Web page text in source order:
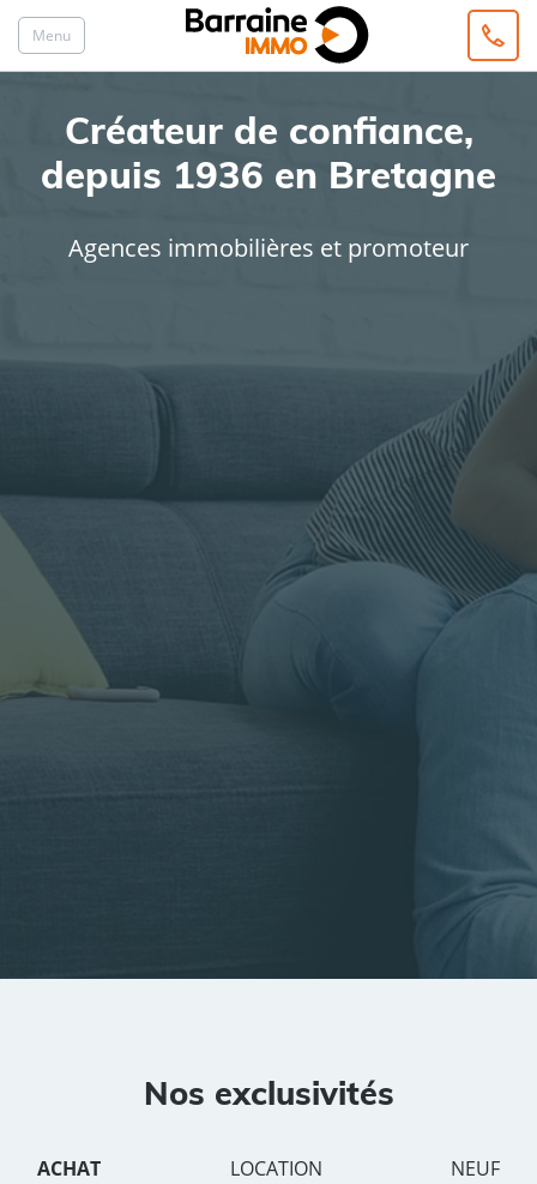
Menu
Créateur de confiance,
depuis 1936 en Bretagne
Agences immobilières et promoteur
Rayon
Nos exclusivités
ACHAT LOCATION NEUF